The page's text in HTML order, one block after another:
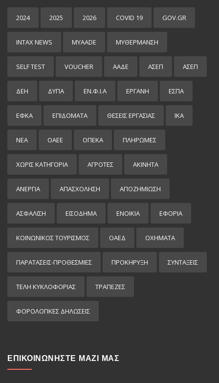
2024 2025 2026 COVID 19 GOV.GR
INTAX NEWS MYAADE MYΘΈΡΜΑΝΣΗ
SELF TEST VOUCHER ΑΑΔΕ ΑΣΕΠ ΑΣΕΠ
ΔΕΗ ΔΥΠΑ ΕΝ.Φ.Ι.Α ΕΡΓΑΝΗ ΕΣΠΑ
ΕΦΚΑ ΕΠΙΔΌΜΑΤΑ ΘΕΣΕΙΣ ΕΡΓΑΣΙΑΣ ΙΚΑ
ΝΕΑ ΟΑΕΕ ΟΠΕΚΑ ΠΛΗΡΩΜΕΣ
ΧΩΡΊΣ ΚΑΤΗΓΟΡΊΑ ΑΓΡΟΤΕΣ ΑΚΙΝΗΤΑ
ΑΝΕΡΓΙΑ ΑΠΑΣΧΟΛΗΣΗ ΑΠΟΖΗΜΙΩΣΗ
ΑΣΦΑΛΙΣΗ ΕΙΣΌΔΗΜΑ ΕΝΟΙΚΙΑ ΕΦΟΡΙΑ
ΚΟΙΝΩΝΙΚΟΣ ΤΟΥΡΙΣΜΟΣ ΟΑΕΔ ΟΧΗΜΑΤΑ
ΠΑΡΑΤΑΣΕΙΣ-ΠΡΟΘΕΣΜΙΕΣ ΠΡΟΚΉΡΥΞΗ ΣΥΝΤΑΞΕΙΣ
ΤΕΛΗ ΚΥΚΛΟΦΟΡΙΑΣ ΤΡΑΠΕΖΕΣ
ΦΟΡΟΛΟΓΙΚΕΣ ΔΗΛΩΣΕΙΣ
ΕΠΙΚΟΙΝΩΝΗΣΤΕ ΜΑΖΙ ΜΑΣ